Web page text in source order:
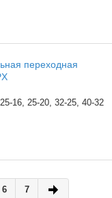
переходная
16, 25-20, 32-25, 40-32
6 7